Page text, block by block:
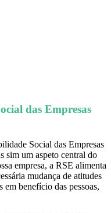
das Empresas
Social das Empresas
sim um aspeto central do
empresa, a RSE alimenta
mudança de atitudes
em benefício das pessoas,